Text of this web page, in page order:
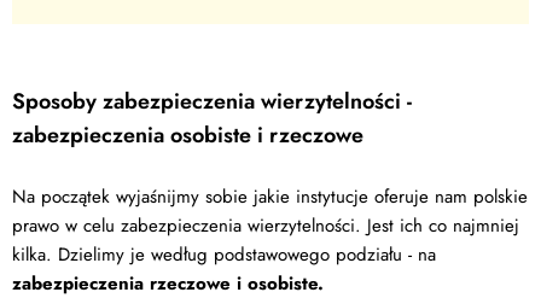
Sposoby zabezpieczenia wierzytelności -
zabezpieczenia osobiste i rzeczowe
Na początek wyjaśnijmy sobie jakie instytucje oferuje nam polskie
prawo w celu zabezpieczenia wierzytelności. Jest ich co najmniej
kilka. Dzielimy je według podstawowego podziału - na
zabezpieczenia rzeczowe i osobiste.